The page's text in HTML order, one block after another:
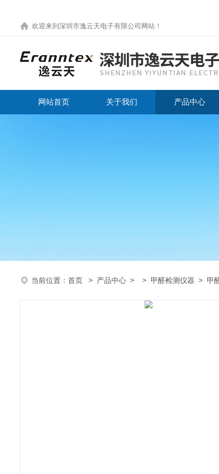
欢迎来到 深圳市逸云天电子有限公司网站 ！
网站首页 关于我们 产品中心
当前位置： 首页 > 产品中心 > > 甲醛检测仪器 > 甲